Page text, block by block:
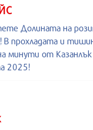
Долината на
В прохладата и
минути от Казанлък
2025!